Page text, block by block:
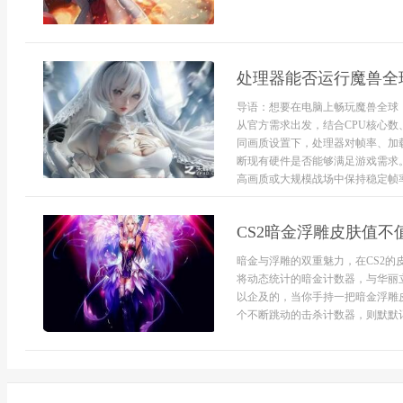
处理器能否运行魔兽
导语：想要在电脑上畅玩魔兽全
从官方需求出发，结合CPU核心
同画质设置下，处理器对帧率、
断现有硬件是否能够满足游戏需
高画质或大规模战场中保持稳定帧
CS2暗金浮雕皮肤值不
暗金与浮雕的双重魅力，在CS2
将动态统计的暗金计数器，与华
以企及的，当你手持一把暗金浮
个不断跳动的击杀计数器，则默默